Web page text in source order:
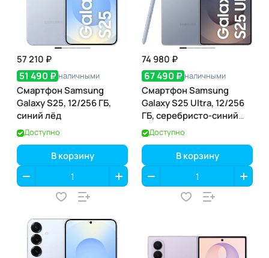
57 210 ₽
51 490 ₽ наличными
Смартфон Samsung
Galaxy S25, 12/256 ГБ,
синий лёд
Доступно
В корзину
74 980 ₽
67 490 ₽ наличными
Смартфон Samsung
Galaxy S25 Ultra, 12/256
ГБ, серебристо-синий
титан
Доступно
В корзину